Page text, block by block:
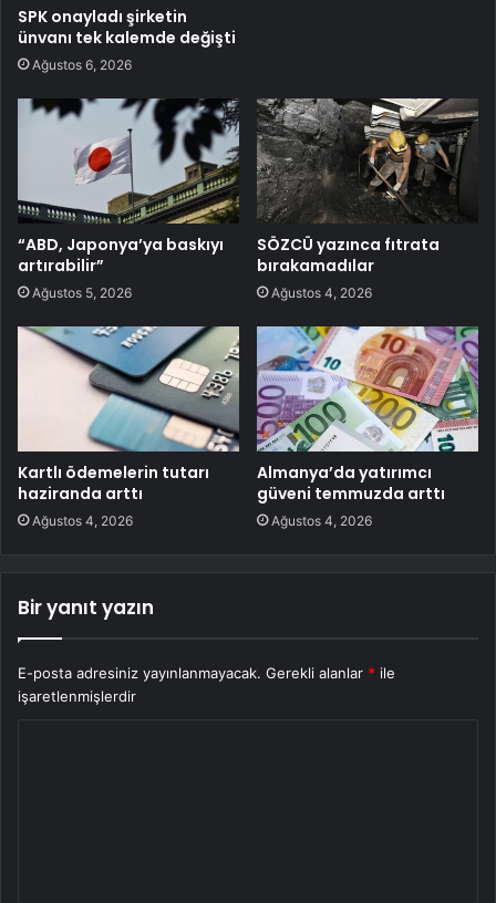
SPK onayladı şirketin
ünvanı tek kalemde değişti
Ağustos 6, 2026
“ABD, Japonya’ya baskıyı
artırabilir”
Ağustos 5, 2026
SÖZCÜ yazınca fıtrata
bırakamadılar
Ağustos 4, 2026
Kartlı ödemelerin tutarı
haziranda arttı
Ağustos 4, 2026
Almanya’da yatırımcı
güveni temmuzda arttı
Ağustos 4, 2026
Bir yanıt yazın
E-posta adresiniz yayınlanmayacak. Gerekli alanlar * ile
işaretlenmişlerdir